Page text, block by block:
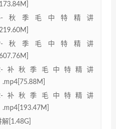
秋季毛中特精讲
秋季毛中特精讲
补秋季毛中特精讲
.mp4[75.88M]
补秋季毛中特精讲
.mp4[193.47M]
[1.48G]